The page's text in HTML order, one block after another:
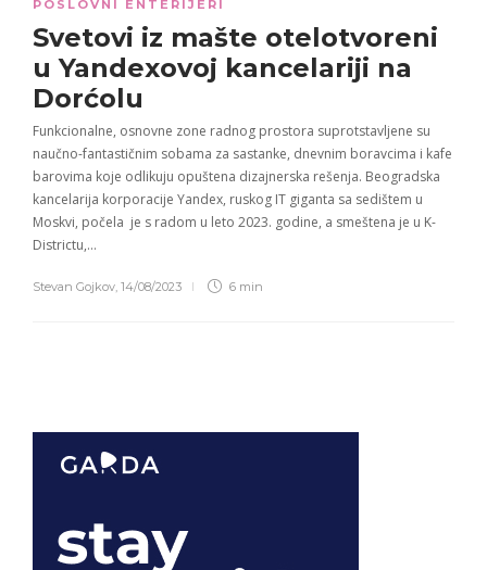
POSLOVNI ENTERIJERI
Svetovi iz mašte otelotvoreni
uYandexovoj kancelariji na
Dorćolu
Funkcionalne, osnovne zone radnog prostora suprotstavljene su
naučno-fantastičnim sobama za sastanke, dnevnim boravcima i kafe
barovima koje odlikuju opuštena dizajnerska rešenja. Beogradska
kancelarija korporacije Yandex, ruskog IT giganta sa sedištem u
Moskvi, počela je s radom u leto 2023. godine, a smeštena je u K-
Districtu,…
Stevan Gojkov 14/08/2023 6 min